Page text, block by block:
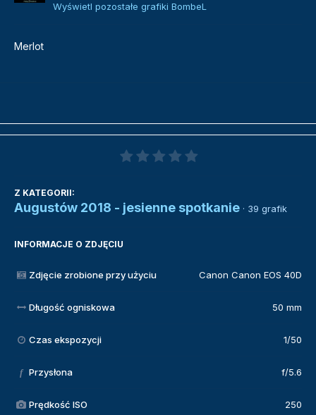
Wyświetl pozostałe grafiki BombeL
Merlot
Z KATEGORII:
Augustów 2018 - jesienne spotkanie · 39 grafik
INFORMACJE O ZDJĘCIU
Zdjęcie zrobione przy użyciu Canon Canon EOS 40D
Długość ogniskowa 50 mm
Czas ekspozycji 1/50
f Przysłona f/5.6
Prędkość ISO 250